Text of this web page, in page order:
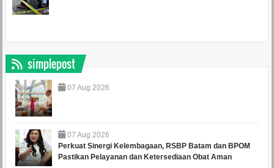
simplepost
07 Aug 2026
07 Aug 2026
Perkuat Sinergi Kelembagaan, RSBP Batam dan BPOM
Pastikan Pelayanan dan Ketersediaan Obat Aman